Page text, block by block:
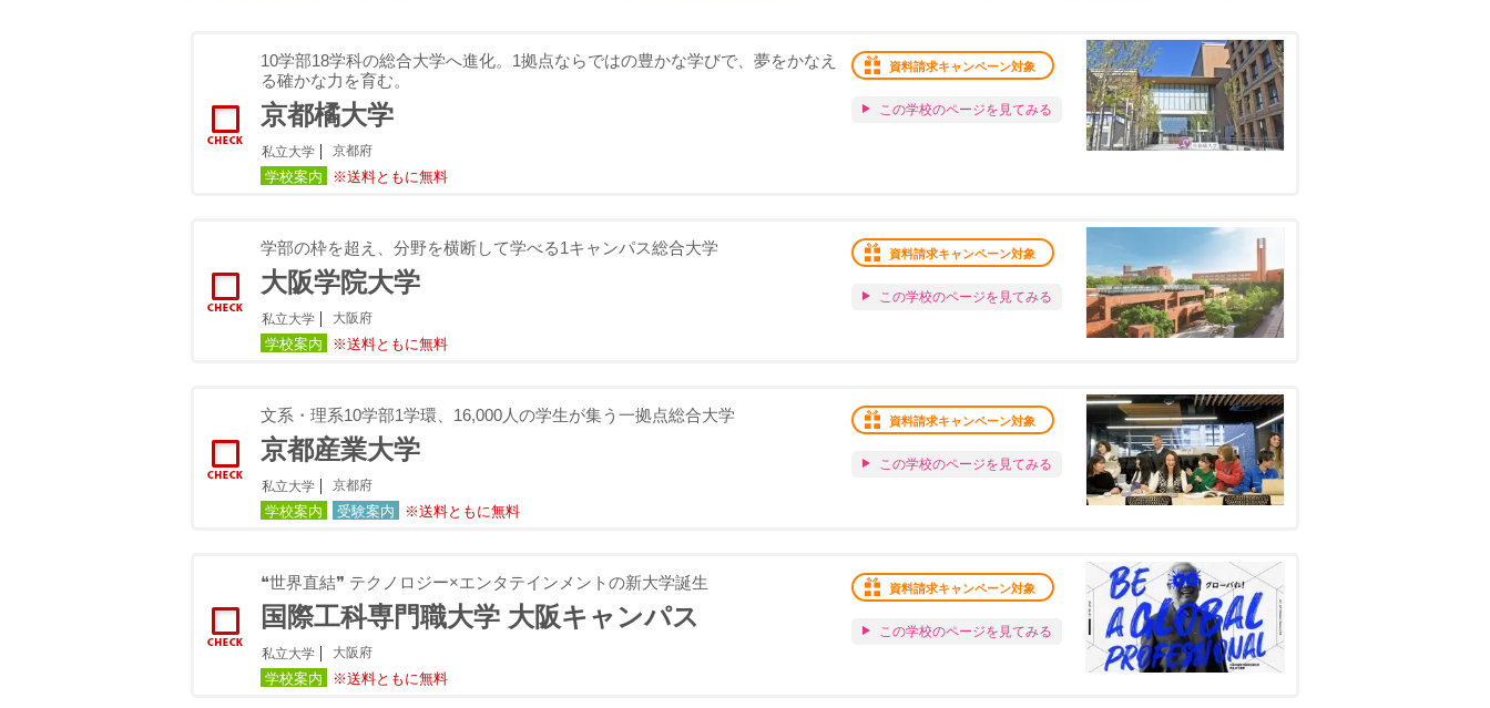
10学部18学科の総合大学へ進化。1拠点ならではの豊かな学びで、夢をかなえ
る確かな力を育む。
京都橘大学
私立大学 京都府
学校案内 ※送料ともに無料
資料請求キャンペーン対象
この学校のページを見てみる
学部の枠を超え、分野を横断して学べる1キャンパス総合大学
大阪学院大学
私立大学 大阪府
学校案内 ※送料ともに無料
資料請求キャンペーン対象
この学校のページを見てみる
文系・理系10学部1学環、16,000人の学生が集う一拠点総合大学
京都産業大学
私立大学 京都府
学校案内 受験案内 ※送料ともに無料
資料請求キャンペーン対象
この学校のページを見てみる
❝世界直結❞ テクノロジー×エンタテインメントの新大学誕生
国際工科専門職大学 大阪キャンパス
私立大学 大阪府
学校案内 ※送料ともに無料
資料請求キャンペーン対象
この学校のページを見てみる